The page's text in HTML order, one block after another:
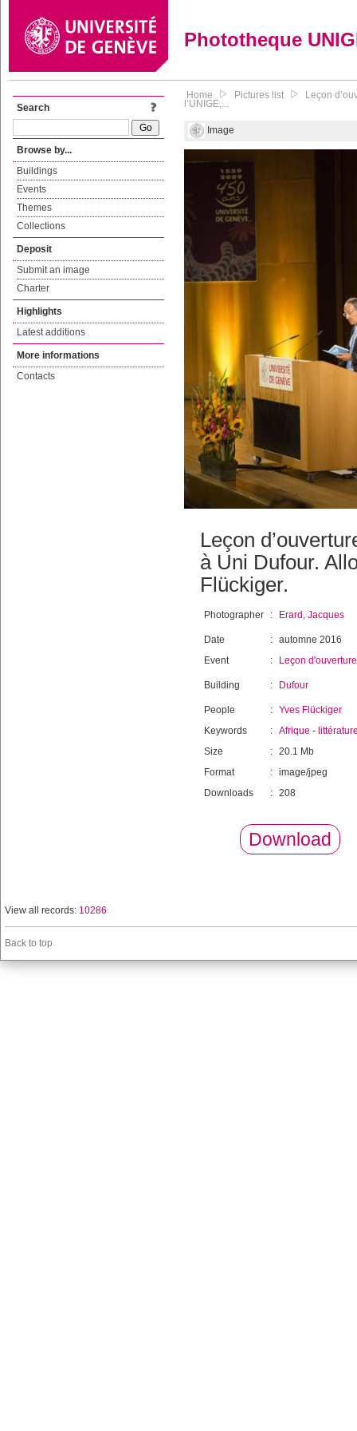
Phototheque
Search
Browse by...
Buildings
Events
Themes
Collections
Deposit
Submit an image
Charter
Highlights
Latest additions
More informations
Contacts
Home Pictures list Leçon
l’UNIGE,...
Image
Leçon
à Uni Dufour.
Flückiger.
Photographer : Erard, Jacques
Date : automne 2016
Event
: Leçon d'ouverture
Building : Dufour
People : Yves Flückiger
Keywords
: Afrique -
Size
: 20.1 Mb
Format
: image/jpeg
Downloads
: 208
Download
View all records: 10286
Back to top